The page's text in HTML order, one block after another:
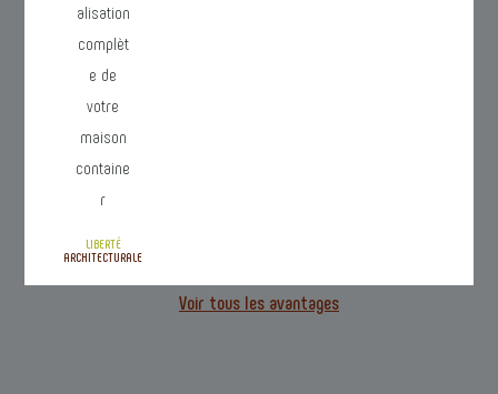
LIBERTÉ
ARCHITECTURALE
Voir tous les avantages